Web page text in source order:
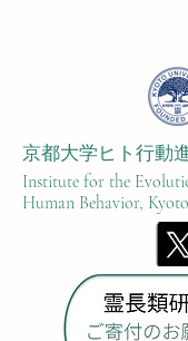
京都大学ヒト行動
Institute for the
Human Behavior,